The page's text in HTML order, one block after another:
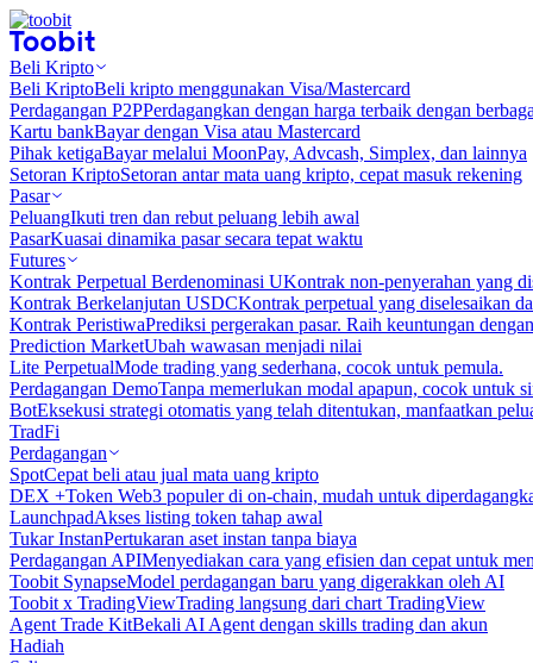
Beli Kripto
Beli KriptoBeli kripto menggunakan Visa/Mastercard
Perdagangan P2PPerdagangkan dengan harga terbaik dengan
Kartu bankBayar dengan Visa atau Mastercard
Pihak ketigaBayar melalui MoonPay, Advcash, Simplex, dan lainnya
Setoran KriptoSetoran antar mata uang kripto, cepat masuk rekening
Pasar
PeluangIkuti tren dan rebut peluang lebih awal
PasarKuasai dinamika pasar secara tepat waktu
Futures
Kontrak Perpetual Berdenominasi UKontrak non-penyerahan yang
Kontrak Berkelanjutan USDCKontrak perpetual yang diselesaikan
Kontrak PeristiwaPrediksi pergerakan pasar. Raih keuntungan
Prediction MarketUbah wawasan menjadi nilai
Lite PerpetualMode trading yang sederhana, cocok untuk pemula.
Perdagangan DemoTanpa memerlukan modal apapun, cocok untuk
BotEksekusi strategi otomatis yang telah ditentukan, manfaatkan
TradFi
Perdagangan
SpotCepat beli atau jual mata uang kripto
DEX +Token Web3 populer di on-chain, mudah untuk
LaunchpadAkses listing token tahap awal
Tukar InstanPertukaran aset instan tanpa biaya
Perdagangan APIMenyediakan cara yang efisien dan cepat untuk
Toobit SynapseModel perdagangan baru yang digerakkan oleh AI
Toobit x TradingViewTrading langsung dari chart TradingView
Agent Trade KitBekali AI Agent dengan skills trading dan akun
Hadiah